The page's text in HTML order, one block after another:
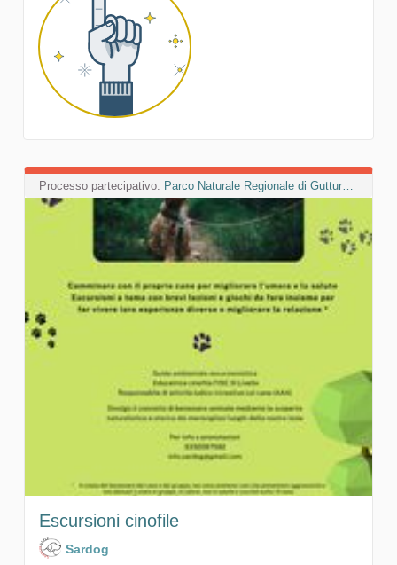
Processo partecipativo:
Escursioni cinofile
Sardog